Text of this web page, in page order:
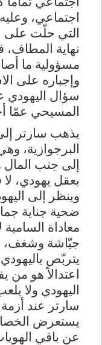
اجتماعي،
التي حلّت على
نهاية
مسؤولية ما
وإجباره على
سؤال
المسيحي عمّا
يذهب سارتر
البرجوازية،
إلى جنب المال
بعقل يهودي،
وينظر إلى
ضحية جناية
معاداة
جيّاشة وشغف،
يتربّص
اعتدالاً هو
اليهودي ولا
سارتر عند أزمة
يستعرض
عن باقي